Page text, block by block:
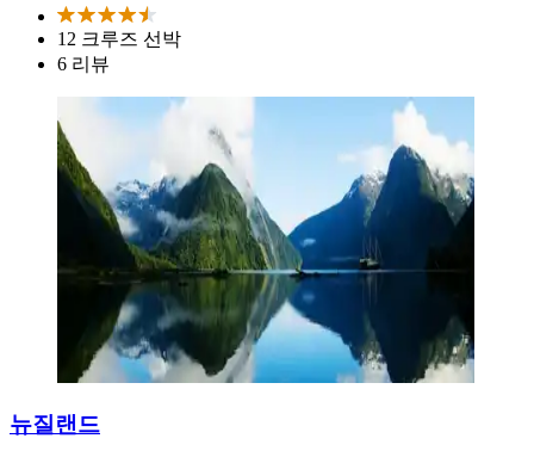
12 크루즈 선박
6 리뷰
뉴질랜드